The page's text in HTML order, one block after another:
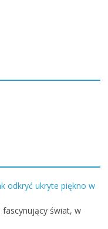
odkryć ukryte piękno w
świat, w